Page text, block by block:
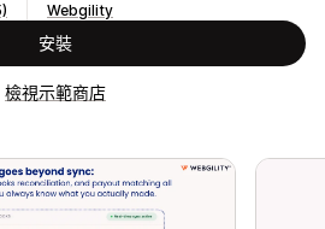
Webgility
安裝
檢視示範商店